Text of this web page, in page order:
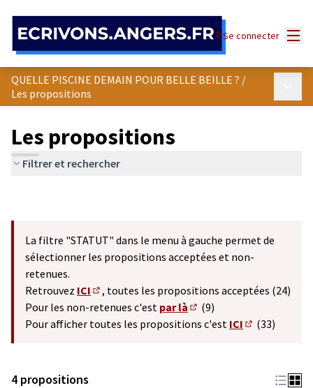
Se connecter
QUELLE PISCINE DEMAIN POUR BELLE BEILLE ? /
Les propositions
Les propositions
Filtrer et rechercher
La filtre "STATUT" dans le menu à gauche permet de
sélectionner les propositions acceptées et non-
retenues.
Retrouvez ICI
(S'ouvre dans un nouvel onglet)
, toutes les propositions acceptées (24)
Pour les non-retenues c'est par là
(S'ouvre dans un nouvel
(9)
Pour afficher toutes les propositions c'est ICI
(33)
4 propositions